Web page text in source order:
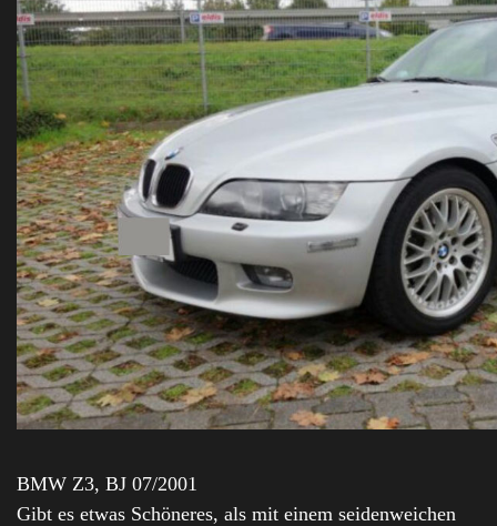
BMW Z3, BJ 07/2001
Gibt es etwas Schöneres, als mit einem seidenweichen